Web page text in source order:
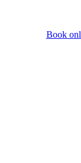
Book